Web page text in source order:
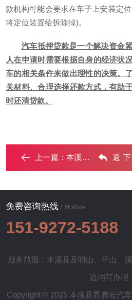
款机构可能会要求在车子上安装定
将定位装置给拆除掉)。
汽车抵押贷款是一个解决资金
人在申请时需要根据自身的经济状
车的相关条件来做出理性的决策。
关材料、合理选择还款方式，有助
时还清贷款。
上一篇： 本溪县汽车抵押贷款办理流程，本溪县车抵贷需要什么条 ...‌ 返
免费咨询热线 / Hotline
151-9272-5188
服务范围：本溪县及 明山 平山
边均可办理
Copyright © 2025 本溪县昇腾云汽